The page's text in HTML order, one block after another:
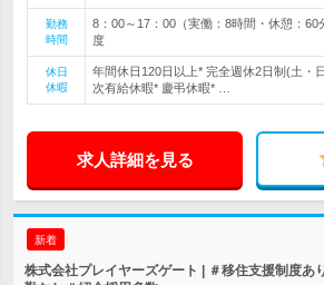
勤務
時間
8：00～17：00（実働：8時間・休憩：
度
休日
休暇
年間休日120日以上* 完全週休2日制(土・
次有給休暇* 慶弔休暇* …
求人詳細を見る
新着
株式会社プレイヤーズゲート | ＃移住支援制度あ